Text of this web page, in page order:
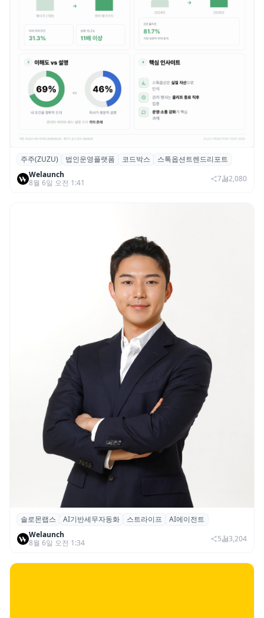
스톡옵션 취소율 2년 만에 18.2%→31.3%…
권리 발생 즉시 행사 비중도 급증
주주(ZUZU) 법인운영플랫폼 코드박스
스톡옵션트렌드리포트
Welaunch
8월 6일 오전 1:41
7 2,080
솔로몬랩스, 스트라이프 출신 이창헌 영입…
절세 전략 AI 에이전트 개발 본격화
솔로몬랩스 AI기반세무자동화 스트라이프
AI에이전트
Welaunch
8월 6일 오전 1:34
5 3,204